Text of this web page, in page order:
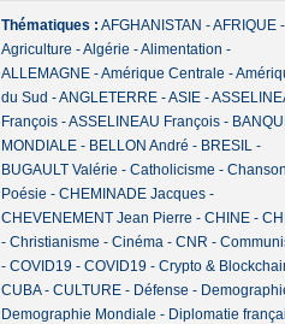
Thématiques : AFGHANISTAN -AFRIQUE-
Agriculture -Algérie -Alimentation -
ALLEMAGNE-Amérique Centrale -
du Sud -ANGLETERRE-ASIE-
François-ASSELINEAU François-
MONDIALE- BELLON André - BRESIL-
BUGAULT Valérie - Catholicisme -
Poésie - CHEMINADE Jacques-
CHEVENEMENT Jean Pierre - CHINE-
- Christianisme - Cinéma- CNR -
- COVID19 - COVID19 - Crypto &
CUBA- CULTURE- Défense -
Demographie Mondiale - Diplomatie